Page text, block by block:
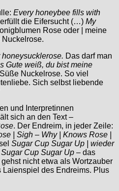
Every honeybee fills with
erfüllt die Eifersucht (…) My
Rose oder | meine
honeysucklerose. Das darf man
Gute weiß, du bist meine
Nuckelrose. So viel
Sich selbst liebende
und Interpretinnen
sich an den Text –
. Der Endreim, in jeder Zeile:
| Sigh – Why | Knows Rose |
Sugar Cup Sugar Up | wieder
Cup Sugar Up – das
nicht etwa als Wortzauber
Laienspiel des Endreims. Plus